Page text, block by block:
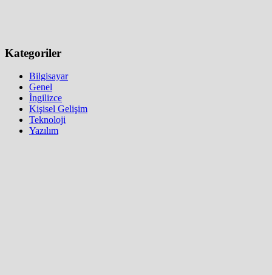
Kategoriler
Bilgisayar
Genel
İngilizce
Kişisel Gelişim
Teknoloji
Yazılım